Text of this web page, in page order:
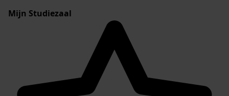
Mijn Studiezaal